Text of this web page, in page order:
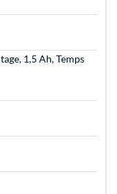
1,5 Ah, Temps